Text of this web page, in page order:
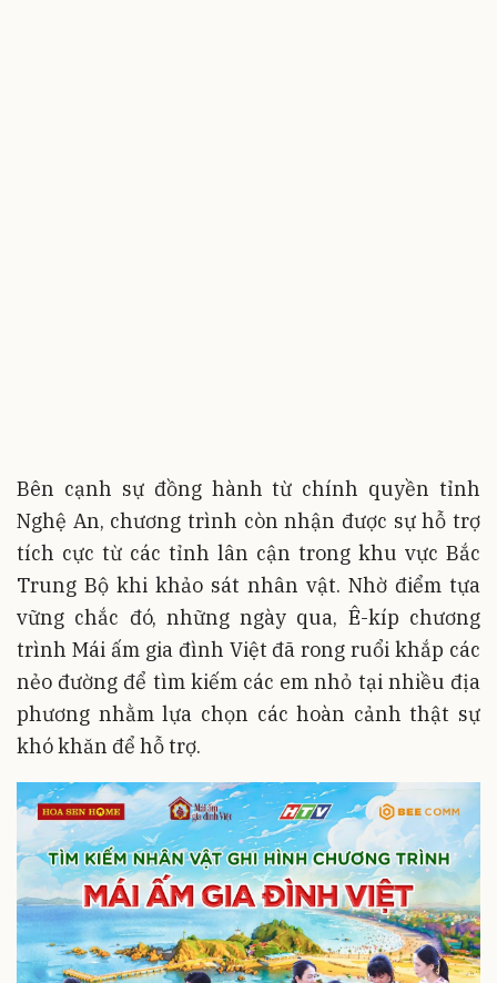
Bên cạnh sự đồng hành từ chính quyền tỉnh
Nghệ An, chương trình còn nhận được sự hỗ trợ
tích cực từ các tỉnh lân cận trong khu vực Bắc
Trung Bộ khi khảo sát nhân vật. Nhờ điểm tựa
vững chắc đó, những ngày qua, Ê-kíp chương
trình Mái ấm gia đình Việt đã rong ruổi khắp các
nẻo đường để tìm kiếm các em nhỏ tại nhiều địa
phương nhằm lựa chọn các hoàn cảnh thật sự
khó khăn để hỗ trợ.